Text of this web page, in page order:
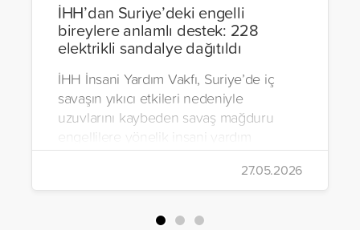
İHH’dan Suriye’deki engelli
bireylere anlamlı destek: 228
elektrikli sandalye dağıtıldı
İHH İnsani Yardım Vakfı, Suriye’de iç
savaşın yıkıcı etkileri nedeniyle
uzuvlarını kaybeden savaş mağduru
engellilere yönelik insani yardım
çalışmalarını aralıksız sürdürüyor. Vakıf,
yürütülen son projeyle Suriye’nin Şam,
Halep, Hama, Humus ve İdlib
bölgelerinde zor şartlarda yaşayan
27.05.2026